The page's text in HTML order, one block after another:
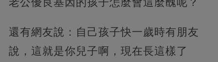
還有網友說：自己孩子快一歲時有朋友
說，這就是你兒子啊，現在長這樣了